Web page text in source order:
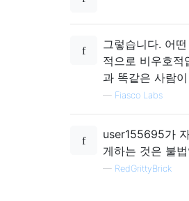
그렇습니다. 어
적으로 비우호적
과 똑같은 사람
— Fiasco Labs
user155695가
게하는 것은 불
— RedGrittyBrick